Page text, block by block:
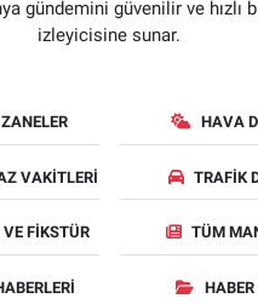
gündemini güvenilir ve hızlı
izleyicisine sunar.
HAVA
VAKITLERI TRAFIK
FIKSTÜR TÜM